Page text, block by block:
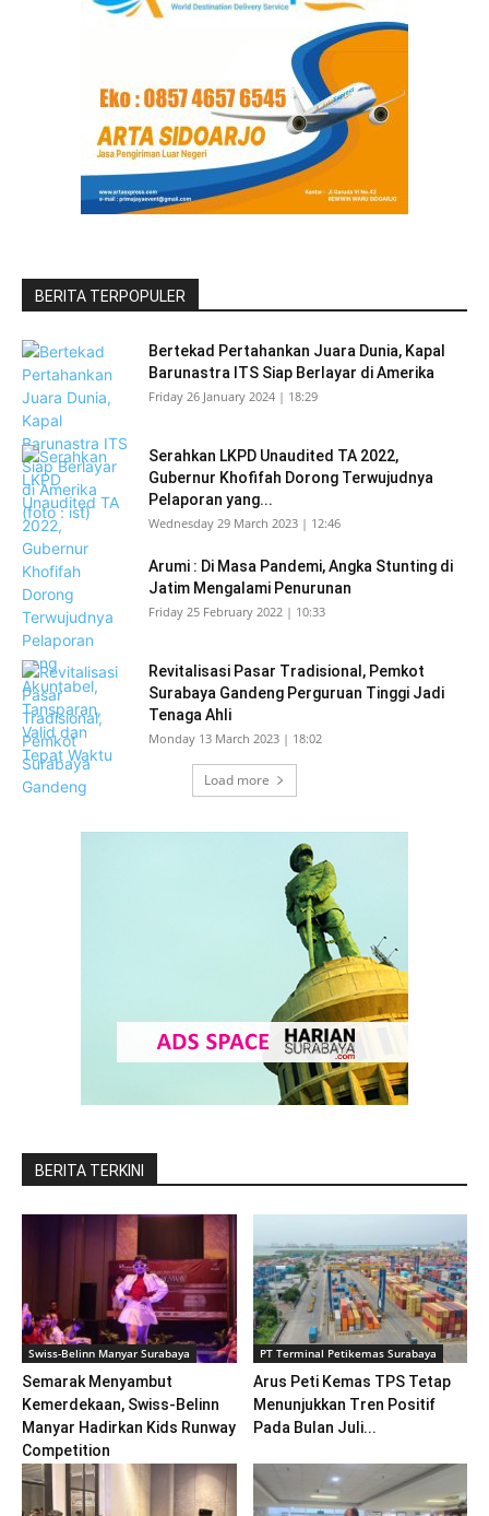
BERITA TERPOPULER
Bertekad Pertahankan Juara Dunia, Kapal
Barunastra ITS Siap Berlayar di Amerika
Friday 26 January 2024 | 18:29
Serahkan LKPD Unaudited TA 2022,
Gubernur Khofifah Dorong Terwujudnya
Pelaporan yang...
Wednesday 29 March 2023 | 12:46
Arumi : Di Masa Pandemi, Angka Stunting di
Jatim Mengalami Penurunan
Friday 25 February 2022 | 10:33
Revitalisasi Pasar Tradisional, Pemkot
Surabaya Gandeng Perguruan Tinggi Jadi
Tenaga Ahli
Monday 13 March 2023 | 18:02
Load more
BERITA TERKINI
Swiss-Belinn Manyar Surabaya
Semarak Menyambut
Kemerdekaan, Swiss-Belinn
Manyar Hadirkan Kids Runway
Competition
PT Terminal Petikemas Surabaya
Arus Peti Kemas TPS Tetap
Menunjukkan Tren Positif
Pada Bulan Juli...